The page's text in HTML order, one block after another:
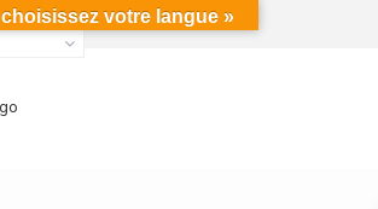
choisissez votre langue »